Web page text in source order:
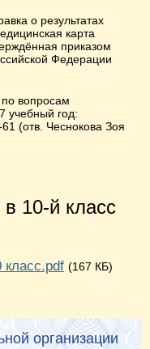
о результатах
карта
приказом
Федерации
вопросам
учебный год:
(отв. Чеснокова Зоя
10-й класс
(167 КБ)
организации